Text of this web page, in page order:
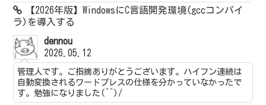
【2026年版】WindowsにC言語開発環境(gccコンパイ
ラ)を導入する
dennou
2026.05.12
管理人です。ご指摘ありがとうございます。ハイフン連続は
自動変換されるワードプレスの仕様を分かっていなかったで
す。勉強になりました(^^)/